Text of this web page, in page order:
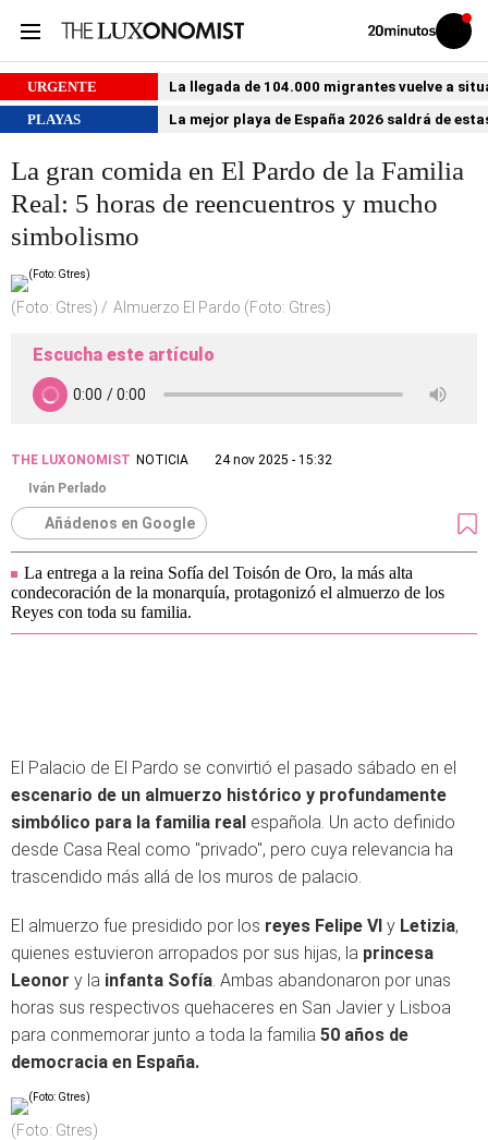
Volver
Iniciar
sesión
URGENTE
La llegada de 104.000 migrantes vuelve a
PLAYAS
La mejor playa de España 2026 saldrá de
La gran comida en El Pardo de la Familia
Real: 5 horas de reencuentros y mucho
simbolismo
(Foto: Gtres) Almuerzo El Pardo (Foto: Gtres)
Escucha este artículo
THE LUXONOMIST NOTICIA
24 nov 2025 - 15:32
Iván Perlado
Añádenos en Google
La entrega a la reina Sofía del Toisón de Oro, la más alta
condecoración de la monarquía, protagonizó el almuerzo de los
Reyes con toda su familia.
El Palacio de El Pardo se convirtió el pasado sábado en el
escenario de un almuerzo histórico y profundamente
simbólico para la familia real española. Un acto definido
desde Casa Real como "privado", pero cuya relevancia ha
trascendido más allá de los muros de palacio.
El almuerzo fue presidido por los reyes Felipe VI y Letizia,
quienes estuvieron arropados por sus hijas, la princesa
Leonor y la infanta Sofía. Ambas abandonaron por unas
horas sus respectivos quehaceres en San Javier y Lisboa
para conmemorar junto a toda la familia 50 años de
democracia en España.
(Foto: Gtres)